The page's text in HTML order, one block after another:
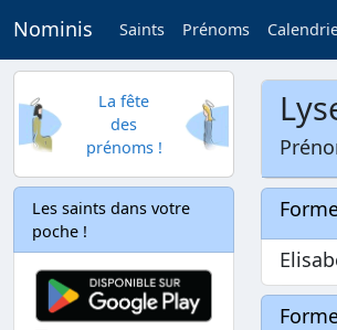
Nominis Saints Prénoms
La fête
des
prénoms !
Les saints dans votre
poche !